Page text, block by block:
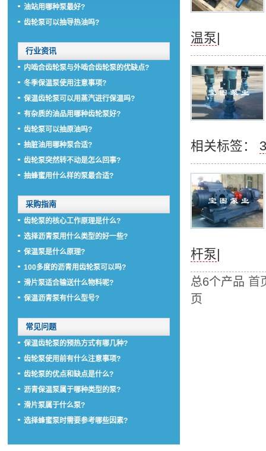
温泵|
相关标签：
杆泵|
总6个产品 首
页
油站用哪种泵最好?
齿轮泵可以抽导热油吗?
行业资讯
内啮合齿轮泵与外啮合齿轮泵的优缺点?
冬季保温泵使用注意事项?
保温齿轮泵可以用蒸汽进行保温吗?
有杂质的油品用哪种齿轮泵好?
齿轮泵可以抽原油吗?
抽脏油用哪种泵合适?
齿轮泵突然转不动是怎么回事?
抽蜂蜜用什么样的泵最合适?
采购指南
齿轮泵的核心工作原理是什么?
选择沥青泵用什么类型的好一些?
保温泵是什么原理?
100多度的沥青用齿轮泵可以吗?
滑片泵适合输送什么物料呢?
保温沥青泵有什么型号?
常见问题
保温齿轮泵的预热方式有哪几种?
齿轮泵使用前有什么注意事项?
齿轮泵的优点和缺点是什么?
沥青保温泵属于哪种类型的泵?
滑片泵属于什么泵?
选择蜂蜜泵时需要参考哪些因素?